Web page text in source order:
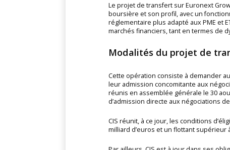
Le projet de transfert sur Euronext
boursière et son profil, avec un
réglementaire plus adapté aux PME et
marchés financiers, tant en termes de
Modalités du projet de
Cette opération consiste à demander
leur admission concomitante aux
réunis en assemblée générale le 30
d’admission directe aux négociations
CIS réunit, à ce jour, les conditions
milliard d’euros et un flottant supérieur